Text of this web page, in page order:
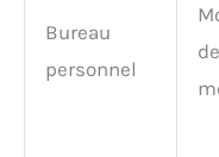
Bureau
personnel